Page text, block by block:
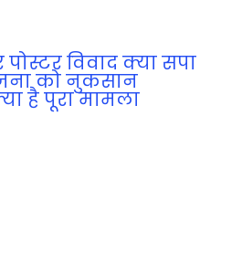
विवाद क्या सपा
को नुकसान
है पूरा मामला